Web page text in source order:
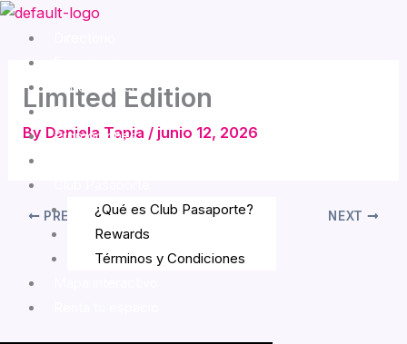
Skip
content
Menu
Entretenimiento
Eventos
Promociones
¿Qué es Club Pasaporte?
Rewards
Términos y Condiciones
Limited Edition
By Daniela Tapia / junio 12, 2026
PREVIOUS NEXT